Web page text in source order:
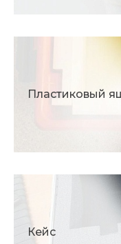
Пластиковый
Кейс